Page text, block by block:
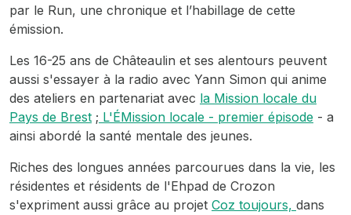
par le Run, une chronique et l’habillage de cette
émission.
Les 16-25 ans de Châteaulin et ses alentours peuvent
aussi s'essayer à la radio avec Yann Simon qui anime
des ateliers en partenariat avec la Mission locale du
Pays de Brest ; L'ÉMission locale - premier épisode - a
ainsi abordé la santé mentale des jeunes.
Riches des longues années parcourues dans la vie, les
résidentes et résidents de l'Ehpad de Crozon
s'expriment aussi grâce au projet Coz toujours, dans